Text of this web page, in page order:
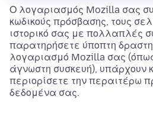
Ο λογαριασμός Mozilla σας
κωδικούς πρόσβασης, τους
ιστορικό σας με πολλαπλές
παρατηρήσετε ύποπτη
λογαριασμό Mozilla σας
άγνωστη συσκευή), υπάρχουν
περιορίσετε την περαιτέρω
δεδομένα σας.